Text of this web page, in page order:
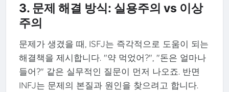
3. 문제 해결 방식: 실용주의 vs 이상
주의
문제가 생겼을 때, ISFJ는 즉각적으로 도움이 되는
해결책을 제시합니다. "약 먹었어?", "돈은 얼마나
들어?" 같은 실무적인 질문이 먼저 나오죠. 반면
INFJ는 문제의 본질과 원인을 찾으려고 합니다.